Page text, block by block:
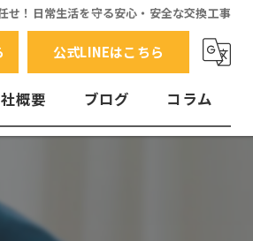
せ！日常生活を守る安心・安全な交換工事
公式LINEはこちら
概要 ブログ コラム